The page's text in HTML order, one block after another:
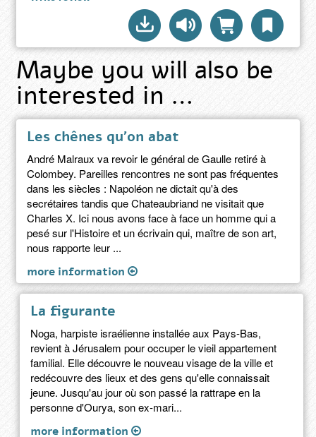
Maybe you will also be
interested in …
Les chênes qu'on abat
André Malraux va revoir le général de Gaulle retiré à
Colombey. Pareilles rencontres ne sont pas fréquentes
dans les siècles : Napoléon ne dictait qu'à des
secrétaires tandis que Chateaubriand ne visitait que
Charles X. Ici nous avons face à face un homme qui a
pesé sur l'Histoire et un écrivain qui, maître de son art,
nous rapporte leur ...
more information
La figurante
Noga, harpiste israélienne installée aux Pays-Bas,
revient à Jérusalem pour occuper le vieil appartement
familial. Elle découvre le nouveau visage de la ville et
redécouvre des lieux et des gens qu'elle connaissait
jeune. Jusqu'au jour où son passé la rattrape en la
personne d'Ourya, son ex-mari...
more information